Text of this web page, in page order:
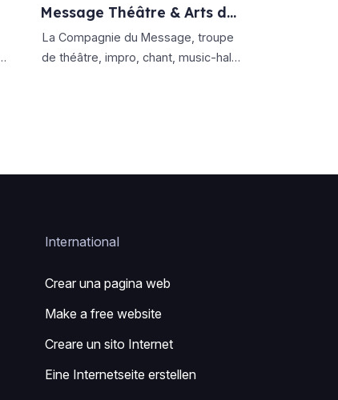
Message Théâtre & Arts de
la Scène
La Compagnie du Message, troupe
de théâtre, impro, chant, music-hall
International
Crear una pagina web
Make a free website
Creare un sito Internet
Eine Internetseite erstellen